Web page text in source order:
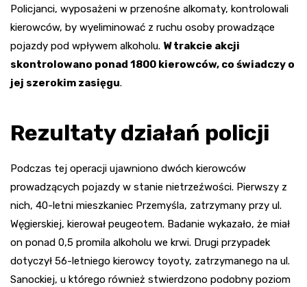
Policjanci, wyposażeni w przenośne alkomaty, kontrolowali
kierowców, by wyeliminować z ruchu osoby prowadzące
pojazdy pod wpływem alkoholu. W trakcie akcji
skontrolowano ponad 1800 kierowców, co świadczy o
jej szerokim zasięgu.
Rezultaty działań policji
Podczas tej operacji ujawniono dwóch kierowców
prowadzących pojazdy w stanie nietrzeźwości. Pierwszy z
nich, 40-letni mieszkaniec Przemyśla, zatrzymany przy ul.
Węgierskiej, kierował peugeotem. Badanie wykazało, że miał
on ponad 0,5 promila alkoholu we krwi. Drugi przypadek
dotyczył 56-letniego kierowcy toyoty, zatrzymanego na ul.
Sanockiej, u którego również stwierdzono podobny poziom